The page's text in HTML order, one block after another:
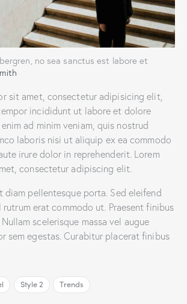
no sea sanctus est labore et
sit amet, consectetur adipisicing elit,
incididunt ut labore et dolore
ad minim veniam, quis nostrud
laboris nisi ut aliquip ex ea commodo
irure dolor in reprehenderit. Lorem
consectetur adipiscing elit.
diam pellentesque porta. Sed eleifend
erat commodo ut. Praesent finibus
scelerisque massa vel augue
sem egestas. Curabitur placerat finibus
Style 2 Trends